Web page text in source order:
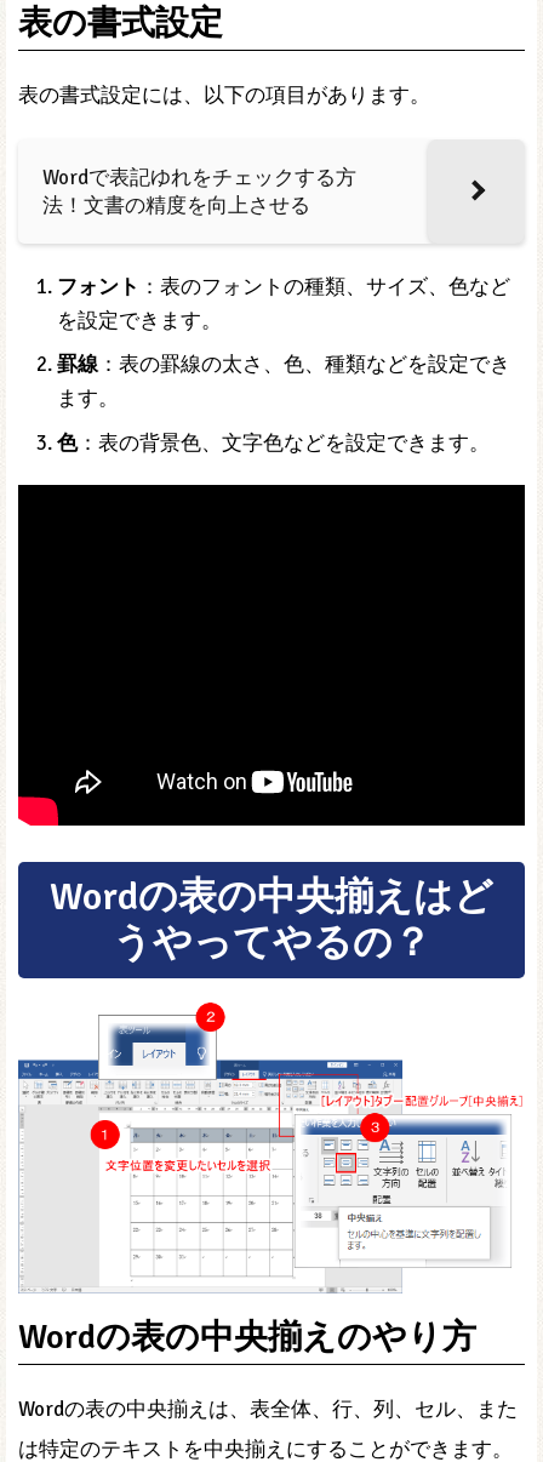
表の書式設定
表の書式設定には、以下の項目があります。
Wordで表記ゆれをチェックする方
法！文書の精度を向上させる
フォント ：表のフォントの種類、サイズ、色など
を設定できます。
罫線：表の罫線の太さ、色、種類などを設定でき
ます。
色：表の背景色、文字色などを設定できます。
Wordの表の中央揃えはど
うやってやるの？
Wordの表の中央揃えのやり方
Wordの表の中央揃えは、表全体、行、列、セル、また
は特定のテキストを中央揃えにすることができます。